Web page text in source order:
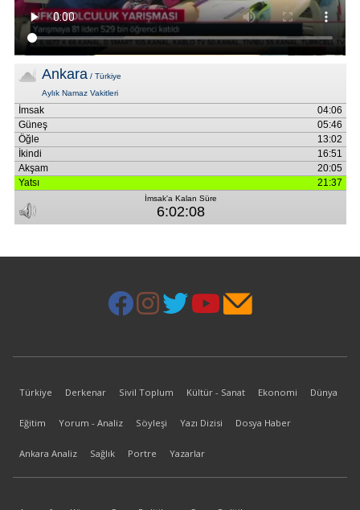
Türkiye Derkenar Sivil Toplum Kültür - Sanat Ekonomi Dünya
Eğitim Yorum - Analiz Söyleşi Yazı Dizisi Dosya Haber
Ankara Analiz Sağlık Portre Yazarlar